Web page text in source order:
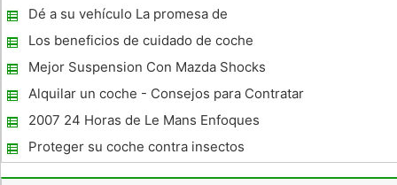
popularidad en los convenios Car Run agua
Dé a su vehículo La promesa de
mantenimiento
Los beneficios de cuidado de coche
Mejor Suspension Con Mazda Shocks
Alquilar un coche - Consejos para Contratar
una línea de coches
2007 24 Horas de Le Mans Enfoques
Proteger su coche contra insectos